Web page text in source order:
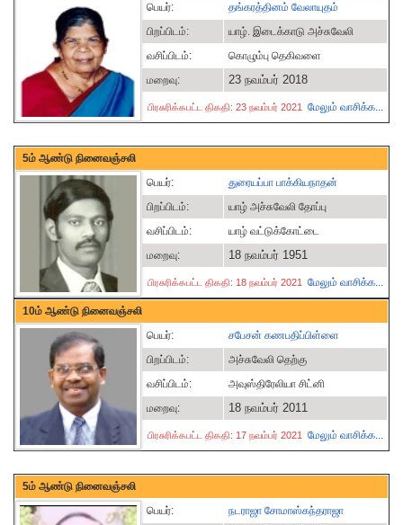
பெயர்:
தங்கரத்தினம் வேலாயுதம்
பிறப்பிடம்:
யாழ். இடைக்காடு அச்சுவேலி
வசிப்பிடம்:
கொழும்பு தெகிவளை
மறைவு:
23 நவம்பர் 2018
பிரசுரிக்கபட்ட திகதி: 23 நவம்பர் 2021 மேலும் வாசிக்க...
5ம் ஆண்டு நினைவஞ்சலி
பெயர்:
துரையப்பா பாக்கியநாதன்
பிறப்பிடம்:
யாழ் அச்சுவேலி தோப்பு
வசிப்பிடம்:
யாழ் வட்டுக்கோட்டை
மறைவு:
18 நவம்பர் 1951
பிரசுரிக்கபட்ட திகதி: 18 நவம்பர் 2021 மேலும் வாசிக்க...
10ம் ஆண்டு நினைவஞ்சலி
பெயர்:
சபேசன் கணபதிப்பிள்ளை
பிறப்பிடம்:
அச்சுவேலி தெற்கு
வசிப்பிடம்:
அவுஸ்திரேலியா சிட்னி
மறைவு:
18 நவம்பர் 2011
பிரசுரிக்கபட்ட திகதி: 17 நவம்பர் 2021 மேலும் வாசிக்க...
5ம் ஆண்டு நினைவஞ்சலி
பெயர்:
நடராஜா சோமாஸ்கந்தராஜா